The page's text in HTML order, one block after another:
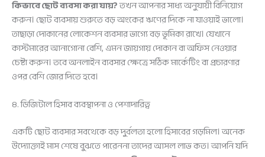
কিভাবে ছোট ব্যবসা করা যায়?তখন আপনার সাধ্য অনুযায়ী বিনিয়োগ
করুন। ছোট ব্যবসায় শুরুতে বড় অংকের ঋণের দিকে না যাওয়াই ভালো।
তাছাড়া দোকানের লোকেশন ব্যবসার ভাগ্যে বড় ভূমিকা রাখে। যেখানে
কাস্টমারের আনাগোনা বেশি, এমন জায়গায় দোকান বা অফিস নেওয়ার
চেষ্টা করুন। তবে অনলাইন ব্যবসার ক্ষেত্রে সঠিক মার্কেটিং বা প্রচারণার
ওপর বেশি জোর দিতে হবে।
৪. ডিজিটাল হিসাব ব্যবস্থাপনা ও পেশাদারিত্ব
একটি ছোট ব্যবসার সবথেকে বড় দুর্বলতা হলো হিসাবের গড়মিল। অনেক
উদ্যোক্তাই মাস শেষে বুঝতে পারেননা তাদের আসল লাভ কত। আপনি যদি